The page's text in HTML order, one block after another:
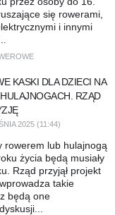
się rowerami,
i innymi
KASKI DLA DZIECI NA
RZĄD
2025 (11:44)
rowerem lub hulajnogą
życia będą musiały
Rząd przyjął projekt
takie
będą one